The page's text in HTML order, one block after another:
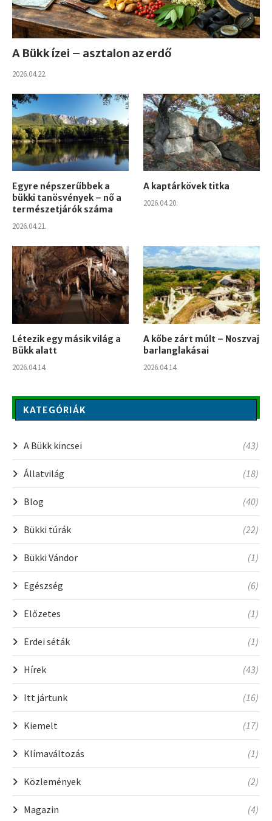
A Bükk ízei – asztalon az erdő
2026.04.22.
Egyre népszerűbbek a
bükki tanösvények – nő a
természetjárók száma
2026.04.21.
A kaptárkövek titka
2026.04.20.
Létezik egy másik világ a
Bükk alatt
2026.04.14.
A kőbe zárt múlt – Noszvaj
barlanglakásai
2026.04.14.
KATEGÓRIÁK
A Bükk kincsei (43)
Állatvilág (18)
Blog (40)
Bükki túrák (22)
Bükki Vándor (1)
Egészség (6)
Előzetes (1)
Erdei séták (1)
Hírek (43)
Itt jártunk (16)
Kiemelt (17)
Klímaváltozás (1)
Közlemények (2)
Magazin (4)